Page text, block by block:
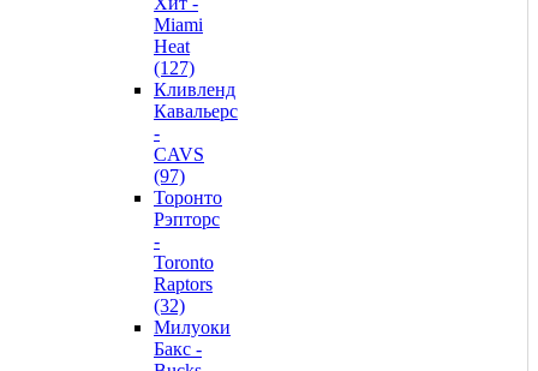
Miami
Heat
(127)
Кливленд
Кавальерс
-
CAVS
(97)
Торонто
Рэпторс
-
Toronto
Raptors
(32)
Милуоки
Бакс -